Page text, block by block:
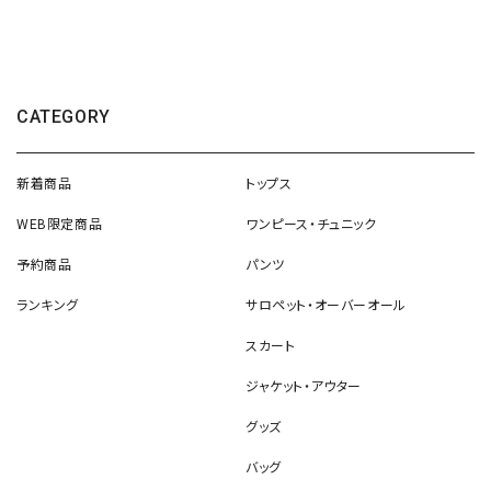
CATEGORY
新着商品
WEB限定商品
予約商品
ランキング
トップス
ワンピース・チュニック
パンツ
サロペット・オーバーオール
スカート
ジャケット・アウター
グッズ
バッグ